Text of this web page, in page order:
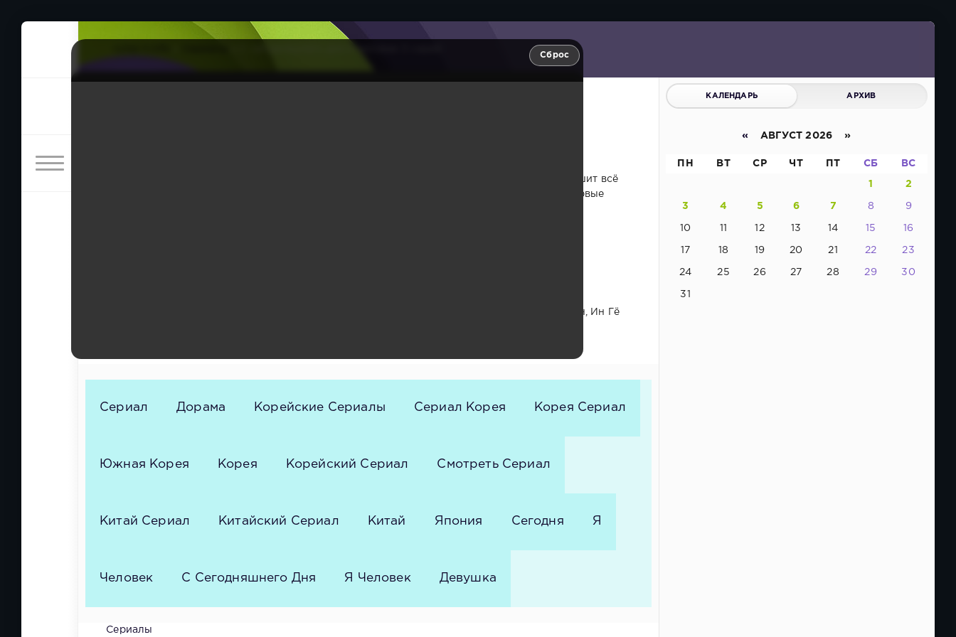
Сброс
Кан Си Ёль в ярости из-за новой судьбы, а Хён У Сок, внезапно получивший его успех, не спешит всё
возвращать и просит отсрочку. Пока один отчаянно пытается вернуть себе жизнь, другой впервые
В ролях: Ким Хе Юн, Пак Соломон, Чан Дон Чжу, Ли Си У, Ким Ю Хван, Ким Тхэ У, Чхве Сын Юн, Ин Гё
Сериал Дорама Корейские Сериалы Сериал Корея Корея Сериал
Южная Корея Корея Корейский Сериал Смотреть Сериал
Китай Сериал Китайский Сериал Китай Япония Сегодня Я
Человек С Сегодняшнего Дня Я Человек Девушка
Сериалы
КАЛЕНДАРЬ АРХИВ
« АВГУСТ 2026 »
ПН ВТ СР ЧТ ПТ СБ ВС
1 2
3 4 5 6 7 8 9
10 11 12 13 14 15 16
17 18 19 20 21 22 23
24 25 26 27 28 29 30
31